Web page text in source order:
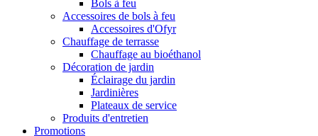
Bols à feu
Accessoires de bols à feu
Accessoires d'Ofyr
Chauffage de terrasse
Chauffage au bioéthanol
Décoration de jardin
Éclairage du jardin
Jardinières
Plateaux de service
Produits d'entretien
Promotions